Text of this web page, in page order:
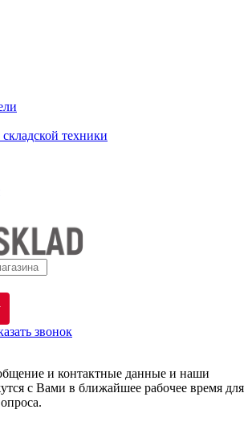
техники
звонок
и контактные данные и наши
с Вами в ближайшее рабочее время для